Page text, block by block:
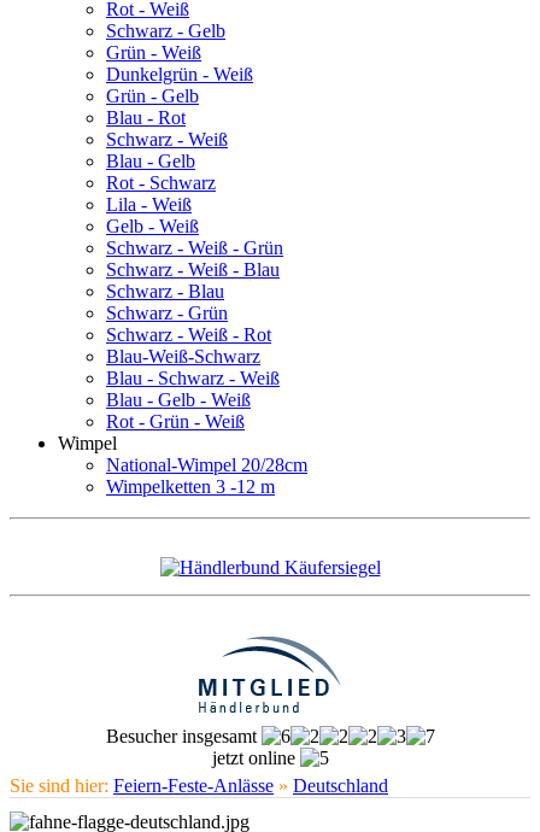
Rot - Weiß
Schwarz - Gelb
Grün - Weiß
Dunkelgrün - Weiß
Grün - Gelb
Blau - Rot
Schwarz - Weiß
Blau - Gelb
Rot - Schwarz
Lila - Weiß
Gelb - Weiß
Schwarz - Weiß - Grün
Schwarz - Weiß - Blau
Schwarz - Blau
Schwarz - Grün
Schwarz - Weiß - Rot
Blau-Weiß-Schwarz
Blau - Schwarz - Weiß
Blau - Gelb - Weiß
Rot - Grün - Weiß
Wimpel
National-Wimpel 20/28cm
Wimpelketten 3 -12 m
Besucher insgesamt
jetzt online
Sie sind hier: Feiern-Feste-Anlässe » Deutschland